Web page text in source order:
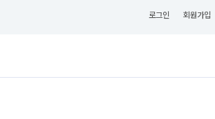
로그인 회원가입